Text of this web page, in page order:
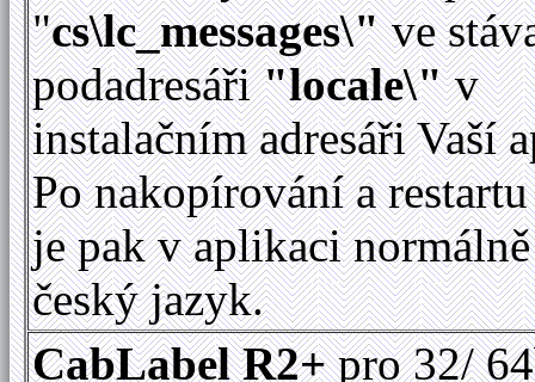
"cs\lc_messages\"ve
podadresáři"locale\"v
instalačním adresáři Vaší
Po nakopírování a
je pak v aplikaci
český jazyk.
CabLabel R2+pro 32/